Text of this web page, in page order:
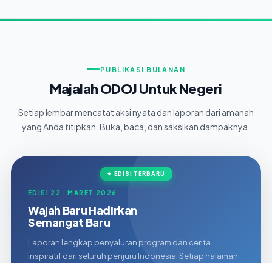
PUBLIKASI BULANAN
Majalah ODOJ Untuk Negeri
Setiap lembar mencatat aksi nyata dan laporan dari amanah
yang Anda titipkan. Buka, baca, dan saksikan dampaknya.
✦ EDISI TERBARU
EDISI 22 · MARET 2026
Wajah Baru Hadirkan
Semangat Baru
Laporan lengkap penyaluran program dan cerita
inspiratif dari seluruh penjuru Indonesia. Setiap halaman